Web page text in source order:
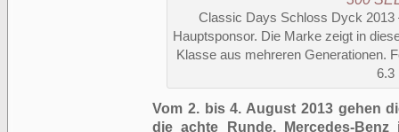
Classic Days Schloss Dyck 2013
Hauptsponsor. Die Marke zeigt in
Klasse aus mehreren Generationen.
6.3
Vom 2. bis 4. August 2013 gehen
die achte Runde. Mercedes-